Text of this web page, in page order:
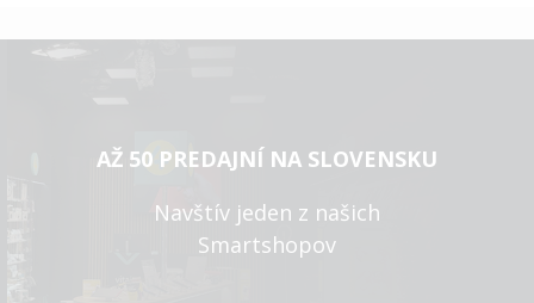
AŽ 50 PREDAJNÍ NA SLOVENSKU
Navštív jeden z našich
Smartshopov